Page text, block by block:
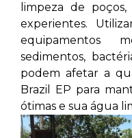
limpeza de poços,
experientes.
equipamentos
sedimentos,
podem afetar a
Brazil EP para
ótimas e sua água